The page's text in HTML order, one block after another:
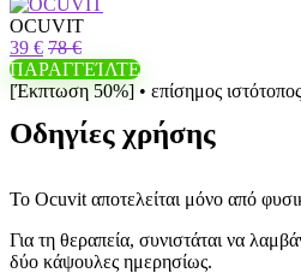
OCUVIT
39 € 78 €
ΠΑΡΑΓΓΕΊΛΤΕ
[Έκπτωση 50%] • επίσημος ιστότοπος
Οδηγίες χρήσης
Το Ocuvit αποτελείται μόνο από
Για τη θεραπεία, συνιστάται να
δύο κάψουλες ημερησίως.